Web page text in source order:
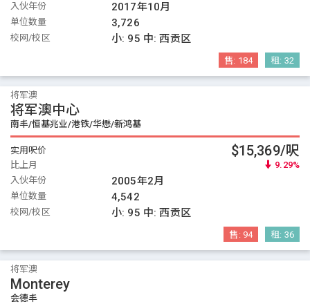
入伙年份
2017年10月
单位数量 3,726
校网/校区 小: 95 中:西贡区
售: 184 租: 32
将军澳
将军澳中心
南丰/恒基兆业/港铁/华懋/新鸿基
实用呎价 $15,369/呎
比上月
9.29%
入伙年份
2005年2月
单位数量 4,542
校网/校区 小: 95 中:西贡区
售: 94 租: 36
将军澳
Monterey
会德丰